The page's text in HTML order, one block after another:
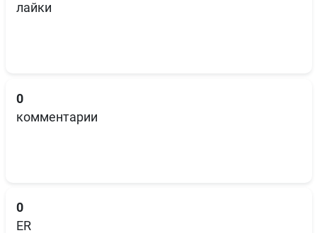
лайки
0
комментарии
0
ER